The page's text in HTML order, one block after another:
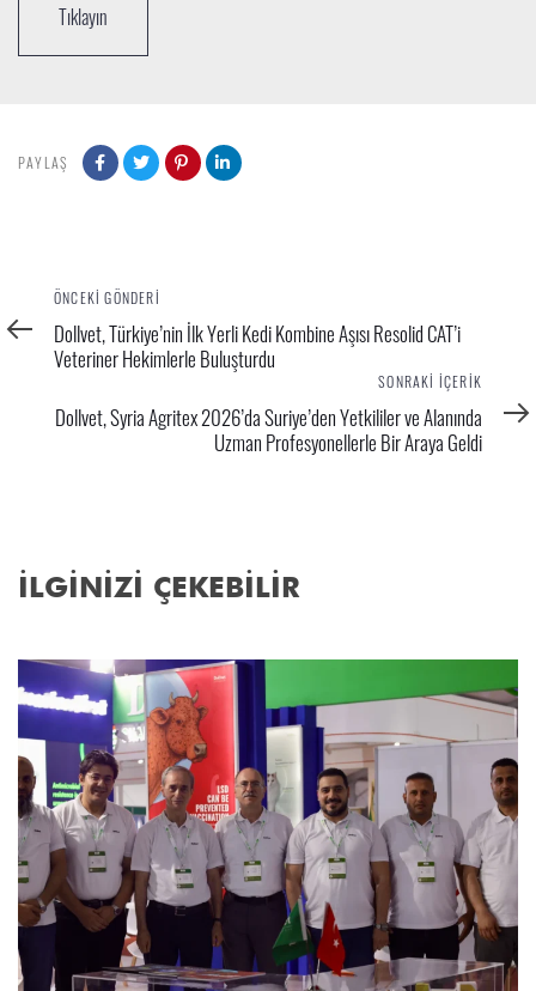
Tıklayın
PAYLAŞ
Önceki
Gönderi
ÖNCEKI GÖNDERI
Dollvet, Türkiye’nin İlk Yerli Kedi Kombine Aşısı Resolid CAT’i
Veteriner Hekimlerle Buluşturdu
SONRAKI İÇERIK
Dollvet, Syria Agritex 2026’da Suriye’den Yetkililer ve Alanında
Uzman Profesyonellerle Bir Araya Geldi
İLGİNİZİ ÇEKEBİLİR